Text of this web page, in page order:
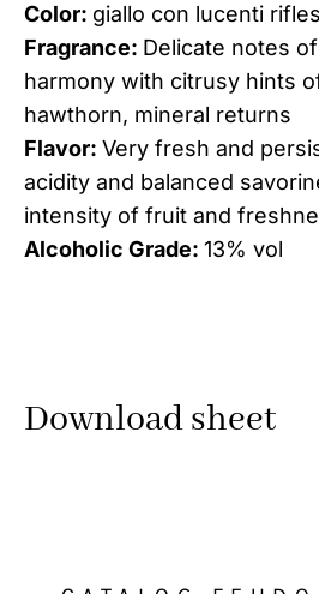
Color: giallo con lucenti
Fragrance: Delicate notes
harmony with citrusy hints
hawthorn, mineral returns
Flavor: Very fresh and
acidity and balanced
intensity of fruit and
Alcoholic Grade: 13% vol
Download sheet